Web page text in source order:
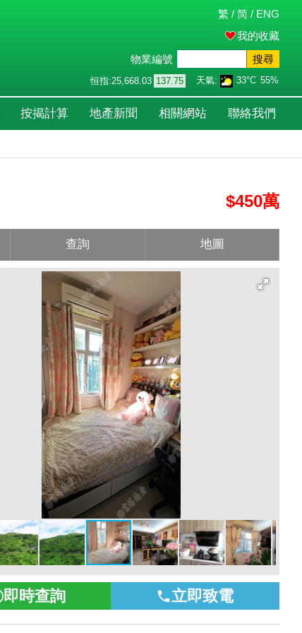
繁 / 简 / ENG
我的收藏
物業編號
搜尋
恒指:25,668.03 137.75 天氣: 33°C 55%
按揭計算 地產新聞 相關網站 聯絡我們
$450萬
查詢 地圖
即時查詢 立即致電